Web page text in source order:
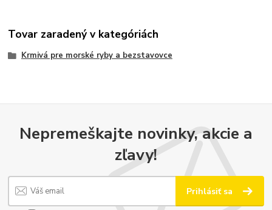
Tovar zaradený v kategóriách
Krmivá pre morské ryby a bezstavovce
Nepremeškajte novinky, akcie a
zľavy!
Prihlásiť sa